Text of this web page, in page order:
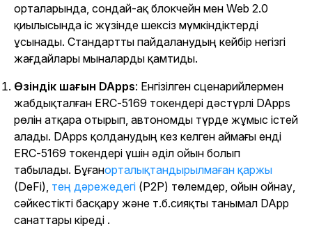
орталарында, сондай-ақ блокчейн мен Web 2.0
қиылысында іс жүзінде шексіз мүмкіндіктерді
ұсынады. Стандартты пайдаланудың кейбір негізгі
жағдайлары мыналарды қамтиды.
Өзіндік шағын DApps: Енгізілген сценарийлермен
жабдықталған ERC-5169 токендері дәстүрлі DApps
рөлін атқара отырып, автономды түрде жұмыс істей
алады. DApps қолданудың кез келген аймағы енді
ERC-5169 токендері үшін әділ ойын болып
табылады. Бұғанорталықтандырылмаған қаржы
(DeFi), тең дәрежедегі (P2P) төлемдер, ойын ойнау,
сәйкестікті басқару және т.б.сияқты танымал DApp
санаттары кіреді .